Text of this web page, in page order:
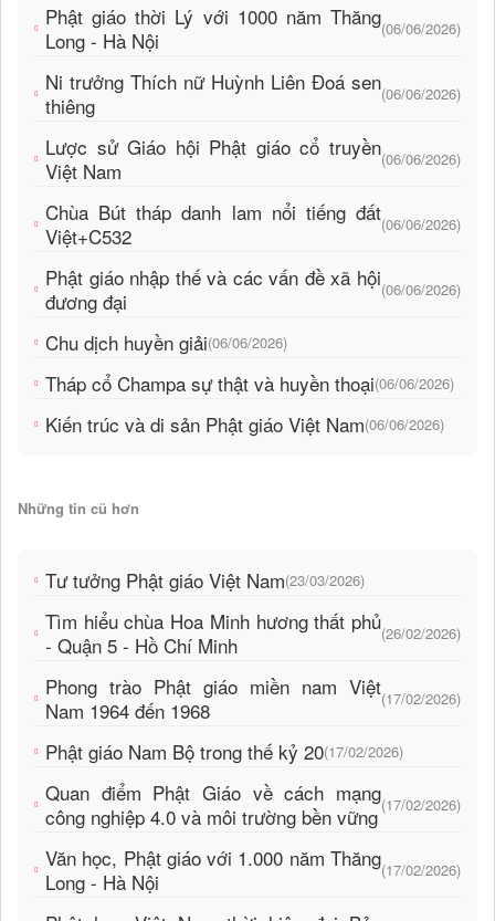
Phật giáo thời Lý với 1000 năm Thăng
Long - Hà Nội
(06/06/2026)
Ni trưởng Thích nữ Huỳnh Liên Đoá sen
thiêng
(06/06/2026)
Lược sử Giáo hội Phật giáo cổ truyền
Việt Nam
(06/06/2026)
Chùa Bút tháp danh lam nổi tiếng đất
Việt+C532
(06/06/2026)
Phật giáo nhập thế và các vấn đề xã hội
đương đại
(06/06/2026)
Chu dịch huyền giải(06/06/2026)
Tháp cổ Champa sự thật và huyền thoại(06/06/2026)
Kiến trúc và di sản Phật giáo Việt Nam(06/06/2026)
Những tin cũ hơn
Tư tưởng Phật giáo Việt Nam(23/03/2026)
Tìm hiểu chùa Hoa Minh hương thất phủ
- Quận 5 - Hồ Chí Minh
(26/02/2026)
Phong trào Phật giáo miền nam Việt
Nam 1964 đến 1968
(17/02/2026)
Phật giáo Nam Bộ trong thế kỷ 20(17/02/2026)
Quan điểm Phật Giáo về cách mạng
công nghiệp 4.0 và môi trường bền vững (17/02/2026)
Văn học, Phật giáo với 1.000 năm Thăng
Long - Hà Nội
(17/02/2026)